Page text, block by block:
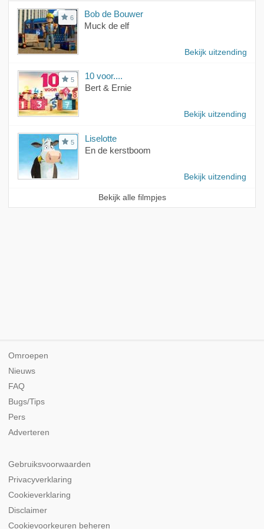
6
Bob de Bouwer
Muck de elf
Bekijk uitzending
5
10 voor....
Bert & Ernie
Bekijk uitzending
5
Liselotte
En de kerstboom
Bekijk uitzending
Bekijk alle filmpjes
Omroepen
Nieuws
FAQ
Bugs/Tips
Pers
Adverteren
Gebruiksvoorwaarden
Privacyverklaring
Cookieverklaring
Disclaimer
Cookievoorkeuren beheren